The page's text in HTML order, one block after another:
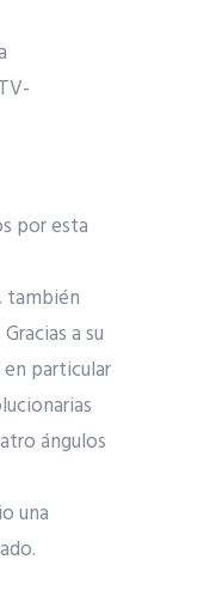
por esta
también
a su
particular
ángulos
una